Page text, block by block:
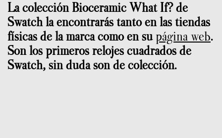
La colección Bioceramic What If? de
Swatch la encontrarás tanto en las tiendas
físicas de la marca como en supágina web.
Son los primeros relojes cuadrados de
Swatch, sin duda son de colección.